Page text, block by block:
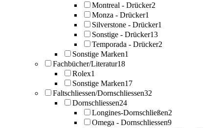
Montreal - Drücker2
Monza - Drücker1
Silverstone - Drücker1
Sonstige - Drücker13
Temporada - Drücker2
Sonstige Marken1
Fachbücher/Literatur18
Rolex1
Sonstige Marken17
Faltschliessen/Dornschliessen32
Dornschliessen24
Longines-Dornschließen2
Omega - Dornschliessen9